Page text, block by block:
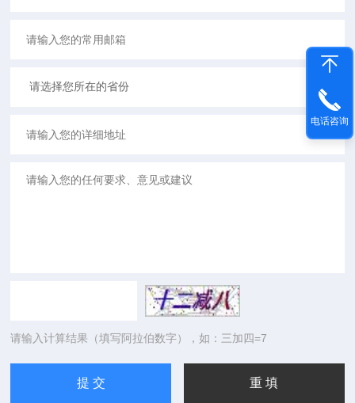
请输入计算结果（填写阿拉伯数字），如：三加四=7
电话咨询